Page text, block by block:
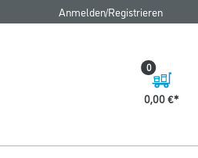
Anmelden/Registrieren
0,00 €
0